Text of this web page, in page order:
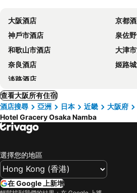
大阪酒店
京都
神戶市酒店
泉佐
和歌山市酒店
大津
奈良酒店
姬路
淡路酒店
查看大阪所有住宿
酒店搜尋
亞洲 日本 近畿 大阪府
Hotel Gracery Osaka Namba
選擇您的地區
在 Google 上新增